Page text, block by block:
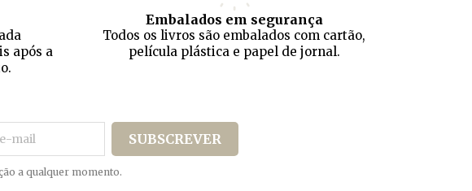
após a
Embalados em segurança
Todos os livros são embalados com cartão,
película plástica e papel de jornal.
a qualquer momento.